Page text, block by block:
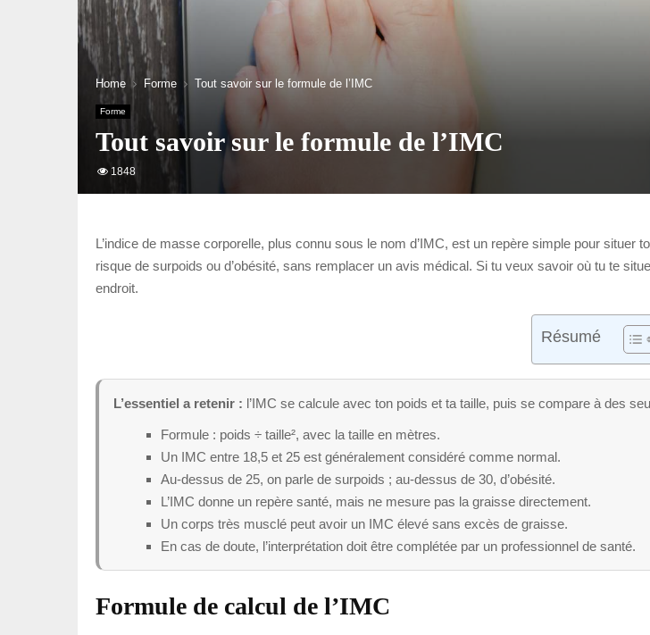
Home Forme Tout savoir sur le formule de l’IMC
Forme
Tout savoir sur le formule de l’IMC
1848
L’indice de masse corporelle, plus connu sous le nom d’IMC, est un repère simple pour
risque de surpoids ou d’obésité, sans remplacer un avis médical. Si tu veux savoir où tu te
endroit.
Résumé
L’essentiel a retenir : l’IMC se calcule avec ton poids et ta taille, puis se compare à des
Formule : poids ÷ taille², avec la taille en mètres.
Un IMC entre 18,5 et 25 est généralement considéré comme normal.
Au-dessus de 25, on parle de surpoids ; au-dessus de 30, d’obésité.
L’IMC donne un repère santé, mais ne mesure pas la graisse directement.
Un corps très musclé peut avoir un IMC élevé sans excès de graisse.
En cas de doute, l’interprétation doit être complétée par un professionnel de santé.
Formule de calcul de l’IMC